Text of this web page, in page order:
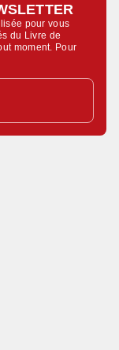
pour vous
du Livre de
moment. Pour